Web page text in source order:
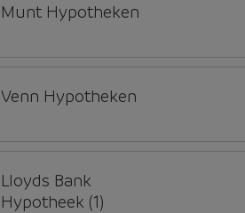
Munt Hypotheken
Venn Hypotheken
Lloyds Bank
Hypotheek (1)